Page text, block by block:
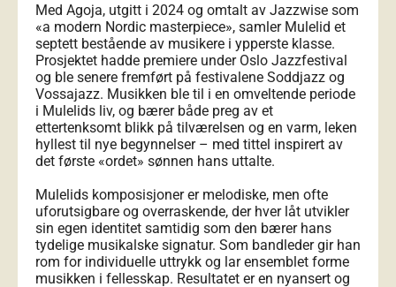
Med Agoja, utgitt i 2024 og omtalt av Jazzwise som
«a modern Nordic masterpiece», samler Mulelid et
septett bestående av musikere i ypperste klasse.
Prosjektet hadde premiere under Oslo Jazzfestival
og ble senere fremført på festivalene Soddjazz og
Vossajazz. Musikken ble til i en omveltende periode
i Mulelids liv, og bærer både preg av et
ettertenksomt blikk på tilværelsen og en varm, leken
hyllest til nye begynnelser – med tittel inspirert av
det første «ordet» sønnen hans uttalte.
Mulelids komposisjoner er melodiske, men ofte
uforutsigbare og overraskende, der hver låt utvikler
sin egen identitet samtidig som den bærer hans
tydelige musikalske signatur. Som bandleder gir han
rom for individuelle uttrykk og lar ensemblet forme
musikken i fellesskap. Resultatet er en nyansert og